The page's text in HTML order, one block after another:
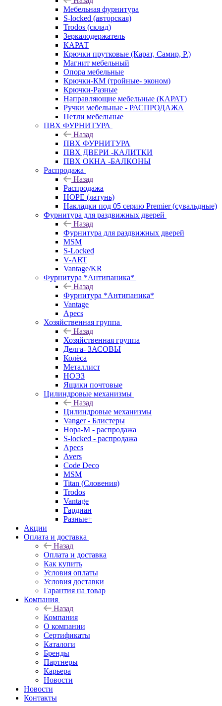
Мебельная фурнитура
S-locked (авторская)
Trodos (склад)
Зеркалодержатель
КАРАТ
Крючки прутковые (Карат, Самир, Р.)
Магнит мебельный
Опора мебельные
Крючки-КМ (тройные- эконом)
Крючки-Разные
Направляющие мебельные (КАРАТ)
Ручки мебельные - РАСПРОДАЖА
Петли мебельные
ПВХ ФУРНИТУРА
Назад
ПВХ ФУРНИТУРА
ПВХ ДВЕРИ -КАЛИТКИ
ПВХ ОКНА -БАЛКОНЫ
Распродажа
Назад
Распродажа
HOPE (латунь)
Накладки под 05 серию Premier (сувальдные)
Фурнитура для раздвижных дверей
Назад
Фурнитура для раздвижных дверей
MSM
S-Locked
V-ART
Vantage/KR
Фурнитура *Антипаника*
Назад
Фурнитура *Антипаника*
Vantage
Apecs
Хозяйственная группа
Назад
Хозяйственная группа
Делга- ЗАСОВЫ
Колёса
Металлист
НОЭЗ
Ящики почтовые
Цилиндровые механизмы
Назад
Цилиндровые механизмы
Vanger - Блистеры
Нора-М - распродажа
S-locked - распродажа
Apecs
Avers
Code Deco
MSM
Titan (Словения)
Trodos
Vantage
Гардиан
Разные+
Акции
Оплата и доставка
Назад
Оплата и доставка
Как купить
Условия оплаты
Условия доставки
Гарантия на товар
Компания
Назад
Компания
О компании
Сертификаты
Каталоги
Бренды
Партнеры
Карьера
Новости
Новости
Контакты